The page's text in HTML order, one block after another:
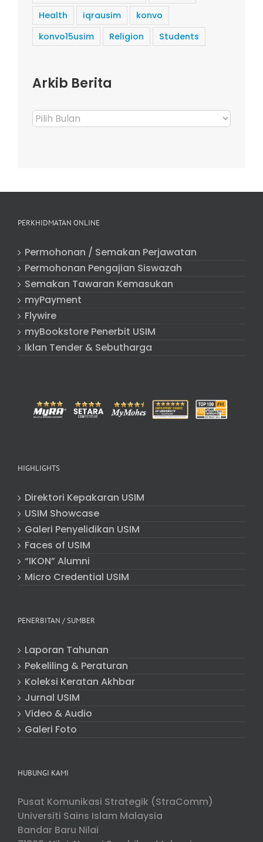
Health
iqrausim
konvo
konvo15usim
Religion Students
Arkib Berita
Arkib
Berita
PERKHIDMATAN ONLINE
Permohonan / Semakan Perjawatan
Permohonan Pengajian Siswazah
Semakan Tawaran Kemasukan
myPayment
Flywire
myBookstore Penerbit USIM
Iklan Tender & Sebutharga
HIGHLIGHTS
Direktori Kepakaran USIM
USIM Showcase
Galeri Penyelidikan USIM
Faces of USIM
“IKON” Alumni
Micro Credential USIM
PENERBITAN / SUMBER
Laporan Tahunan
Pekeliling & Peraturan
Koleksi Keratan Akhbar
Jurnal USIM
Video & Audio
Galeri Foto
HUBUNGI KAMI
Pusat Komunikasi Strategik (StraComm)
Universiti Sains Islam Malaysia
Bandar Baru Nilai